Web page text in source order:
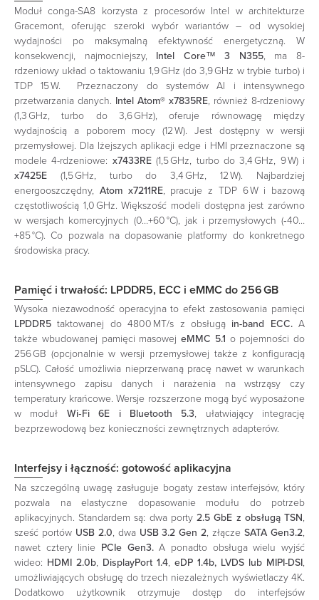
Moduł conga-SA8 korzysta z procesorów Intel w architekturze
Gracemont, oferując szeroki wybór wariantów – od wysokiej
wydajności po maksymalną efektywność energetyczną. W
konsekwencji, najmocniejszy, Intel Core™ 3 N355, ma 8-
rdzeniowy układ o taktowaniu 1,9 GHz (do 3,9 GHz w trybie turbo) i
TDP 15 W. Przeznaczony do systemów AI i intensywnego
przetwarzania danych. Intel Atom® x7835RE, również 8-rdzeniowy
(1,3 GHz, turbo do 3,6 GHz), oferuje równowagę między
wydajnością a poborem mocy (12 W). Jest dostępny w wersji
przemysłowej. Dla lżejszych aplikacji edge i HMI przeznaczone są
modele 4-rdzeniowe: x7433RE(1,5 GHz, turbo do 3,4 GHz, 9 W) i
x7425E (1,5 GHz, turbo do 3,4 GHz, 12 W). Najbardziej
energooszczędny, Atom x7211RE, pracuje z TDP 6 W i bazową
częstotliwością 1,0 GHz. Większość modeli dostępna jest zarówno
w wersjach komercyjnych (0…+60 °C), jak i przemysłowych (‑40…
+85 °C). Co pozwala na dopasowanie platformy do konkretnego
środowiska pracy.
Pamięć i trwałość: LPDDR5, ECC i eMMC do 256GB
Wysoka niezawodność operacyjna to efekt zastosowania pamięci
LPDDR5 taktowanej do 4800 MT/s z obsługą in-band ECC. A
także wbudowanej pamięci masowej eMMC 5.1 o pojemności do
256 GB (opcjonalnie w wersji przemysłowej także z konfiguracją
pSLC). Całość umożliwia nieprzerwaną pracę nawet w warunkach
intensywnego zapisu danych i narażenia na wstrząsy czy
temperatury krańcowe. Wersje rozszerzone mogą być wyposażone
w moduł Wi‑Fi 6E i Bluetooth 5.3, ułatwiający integrację
bezprzewodową bez konieczności zewnętrznych adapterów.
Interfejsy i łączność: gotowość aplikacyjna
Na szczególną uwagę zasługuje bogaty zestaw interfejsów, który
pozwala na elastyczne dopasowanie modułu do potrzeb
aplikacyjnych. Standardem są: dwa porty2.5 GbE z obsługą TSN,
sześć portów USB 2.0, dwa USB 3.2 Gen 2, złączeSATA Gen3.2,
nawet cztery linie PCIe Gen3.A ponadto obsługa wielu wyjść
wideo: HDMI 2.0b, DisplayPort 1.4, eDP 1.4b, LVDS lub MIPI-DSI,
umożliwiających obsługę do trzech niezależnych wyświetlaczy 4K.
Dodatkowo użytkownik otrzymuje dostęp do interfejsów